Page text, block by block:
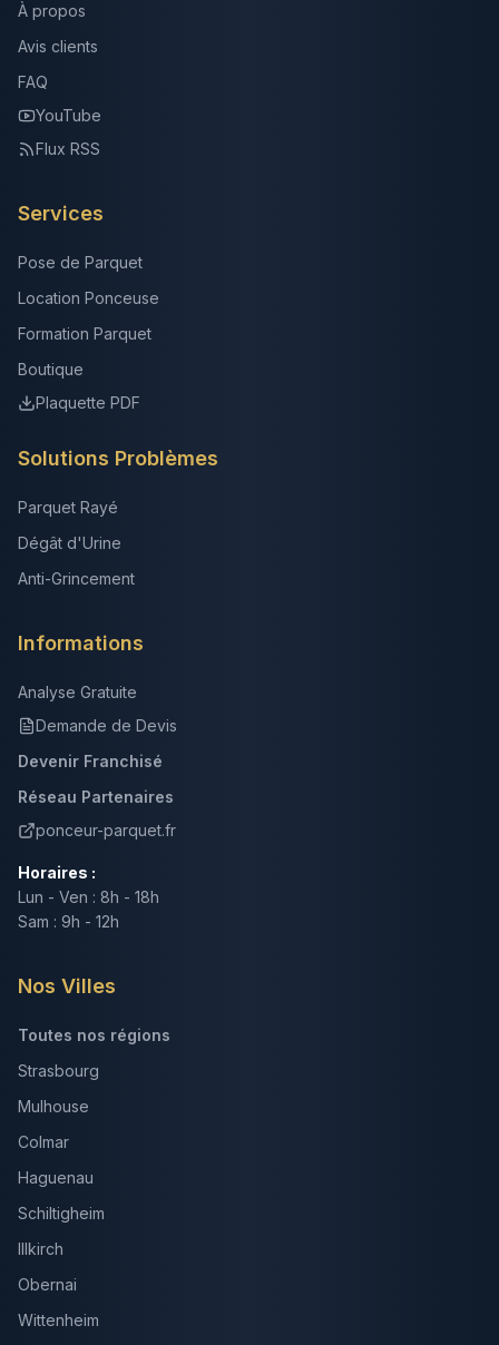
À propos
Avis clients
FAQ
YouTube
Flux RSS
Services
Pose de Parquet
Location Ponceuse
Formation Parquet
Boutique
Plaquette PDF
Solutions Problèmes
Parquet Rayé
Dégât d'Urine
Anti-Grincement
Informations
Analyse Gratuite
Demande de Devis
Devenir Franchisé
Réseau Partenaires
ponceur-parquet.fr
Horaires :
Lun - Ven : 8h - 18h
Sam : 9h - 12h
Nos Villes
Toutes nos régions
Strasbourg
Mulhouse
Colmar
Haguenau
Schiltigheim
Illkirch
Obernai
Wittenheim